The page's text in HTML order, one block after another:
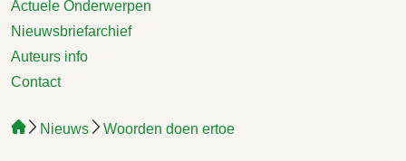
Actuele Onderwerpen
Nieuwsbriefarchief
Auteurs info
Contact
Nieuws Woorden doen ertoe